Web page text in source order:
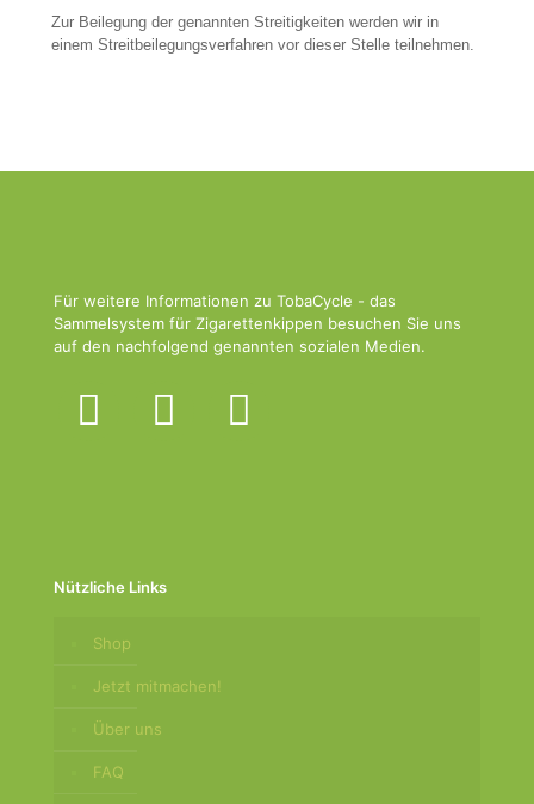
Zur Beilegung der genannten Streitigkeiten werden wir in
einem Streitbeilegungsverfahren vor dieser Stelle teilnehmen.
Für weitere Informationen zu TobaCycle - das
Sammelsystem für Zigarettenkippen besuchen Sie uns
auf den nachfolgend genannten sozialen Medien.
Nützliche Links
Shop
Jetzt mitmachen!
Über uns
FAQ